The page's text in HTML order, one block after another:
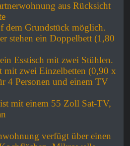
aus Rücksicht
dem Grundstück möglich.
stehen ein Doppelbett (1,80
Esstisch mit zwei Stühlen.
mit zwei Einzelbetten (0,90 x
4 Personen und einem TV
mit einem 55 Zoll Sat-TV,
verfügt über einen